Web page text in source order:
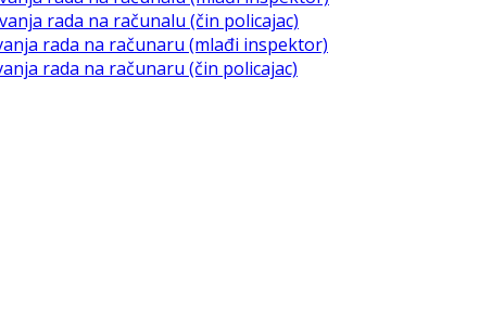
rada na računalu (čin policajac)
rada na računaru (mlađi inspektor)
rada na računaru (čin policajac)